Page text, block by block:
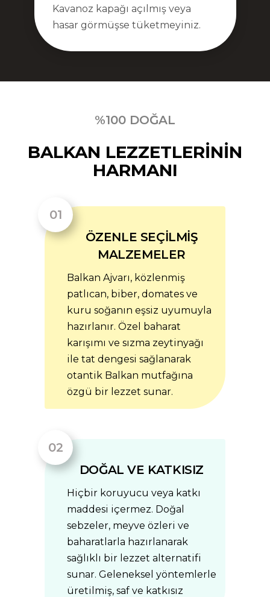
Kavanoz kapağı açılmış veya
hasar görmüşse tüketmeyiniz.
%100 DOĞAL
BALKAN LEZZETLERİNİN
HARMANI
ÖZENLE SEÇİLMİŞ
MALZEMELER
Balkan Ajvarı, közlenmiş
patlıcan, biber, domates ve
kuru soğanın eşsiz uyumuyla
hazırlanır. Özel baharat
karışımı ve sızma zeytinyağı
ile tat dengesi sağlanarak
otantik Balkan mutfağına
özgü bir lezzet sunar.
DOĞAL VE KATKISIZ
Hiçbir koruyucu veya katkı
maddesi içermez. Doğal
sebzeler, meyve özleri ve
baharatlarla hazırlanarak
sağlıklı bir lezzet alternatifi
sunar. Geleneksel yöntemlerle
üretilmiş, saf ve katkısız